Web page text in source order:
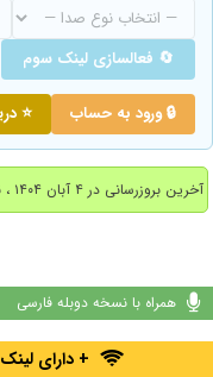
🔄 فعالسازی لینک سوم
🔒 ورود به حساب ⭐
آخرین بروزرسانی در ۴ آبان ۱۴۰۴ ، نسخه دوبله پارسی اضافه شد.
همراه با نسخه دوبله فارسی
+ دارای